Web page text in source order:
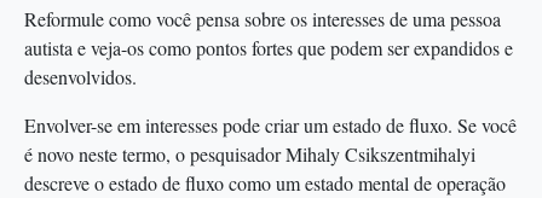
Reformule como você pensa sobre os interesses de uma pessoa
autista e veja-os como pontos fortes que podem ser expandidos e
desenvolvidos.
Envolver-se em interesses pode criar um estado de fluxo. Se você
é novo neste termo, o pesquisador Mihaly Csikszentmihalyi
descreve o estado de fluxo como um estado mental de operação